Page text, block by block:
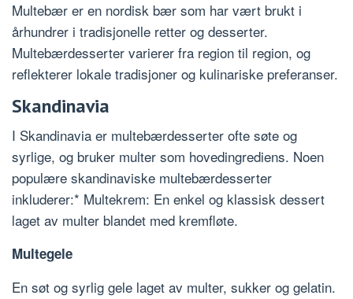
Multebær er en nordisk bær som har vært brukt i
århundrer i tradisjonelle retter og desserter.
Multebærdesserter varierer fra region til region, og
reflekterer lokale tradisjoner og kulinariske preferanser.
Skandinavia
I Skandinavia er multebærdesserter ofte søte og
syrlige, og bruker multer som hovedingrediens. Noen
populære skandinaviske multebærdesserter
inkluderer:* Multekrem: En enkel og klassisk dessert
laget av multer blandet med kremfløte.
Multegele
En søt og syrlig gele laget av multer, sukker og gelatin.